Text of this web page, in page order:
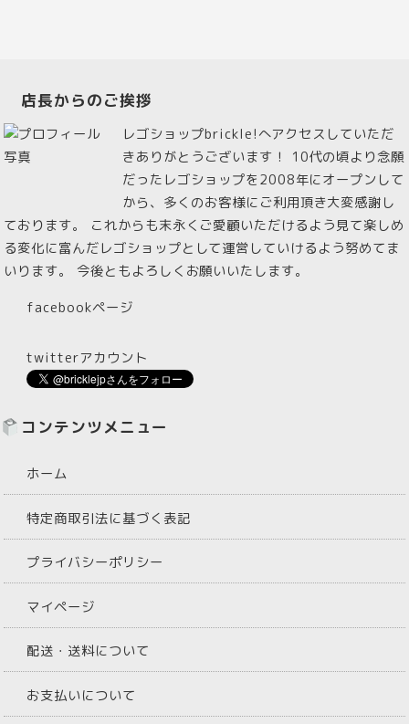
店長からのご挨拶
レゴショップbrickle!へアクセスしていただ
きありがとうございます！ 10代の頃より念願
だったレゴショップを2008年にオープンして
から、多くのお客様にご利用頂き大変感謝し
ております。 これからも末永くご愛顧いただけるよう見て楽しめ
る変化に富んだレゴショップとして運営していけるよう努めてま
いります。 今後ともよろしくお願いいたします。
facebookページ
twitterアカウント
コンテンツメニュー
ホーム
特定商取引法に基づく表記
プライバシーポリシー
マイページ
配送・送料について
お支払いについて